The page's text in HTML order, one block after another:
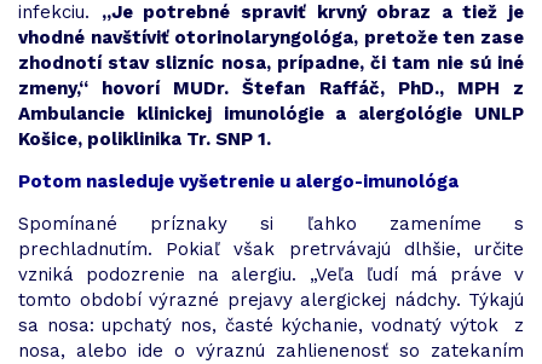
infekciu. „Je potrebné spraviť krvný obraz a tiež je
vhodné navštíviť otorinolaryngológa, pretože ten zase
zhodnotí stav slizníc nosa, prípadne, či tam nie sú iné
zmeny,“ hovorí MUDr. Štefan Raffáč, PhD., MPH z
Ambulancie klinickej imunológie a alergológie UNLP
Košice, poliklinika Tr. SNP 1.
Potom nasleduje vyšetrenie u alergo-imunológa
Spomínané príznaky si ľahko zameníme s
prechladnutím. Pokiaľ však pretrvávajú dlhšie, určite
vzniká podozrenie na alergiu. „Veľa ľudí má práve v
tomto období výrazné prejavy alergickej nádchy. Týkajú
sa nosa: upchatý nos, časté kýchanie, vodnatý výtok z
nosa, alebo ide o výraznú zahlienenosť so zatekaním